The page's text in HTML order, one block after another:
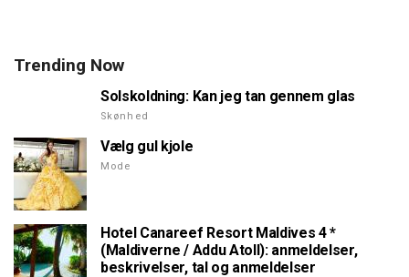
Trending Now
Solskoldning: Kan jeg tan gennem glas
Skønhed
Vælg gul kjole
Mode
Hotel Canareef Resort Maldives 4 *
(Maldiverne / Addu Atoll): anmeldelser,
beskrivelser, tal og anmeldelser